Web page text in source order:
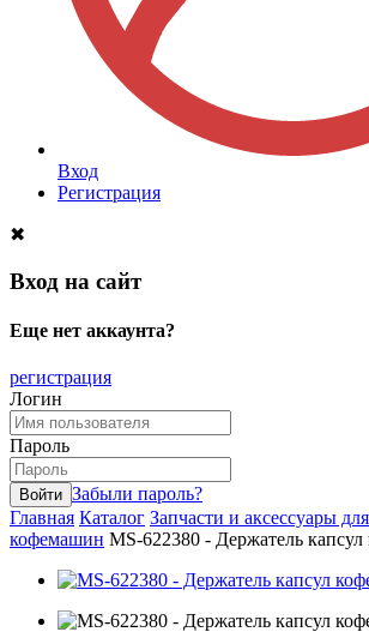
Вход
Регистрация
✖
Вход на сайт
Еще нет аккаунта?
регистрация
Логин
Пароль
Забыли пароль?
Главная Каталог Запчасти и аксессуары
кофемашин MS-622380 - Держатель